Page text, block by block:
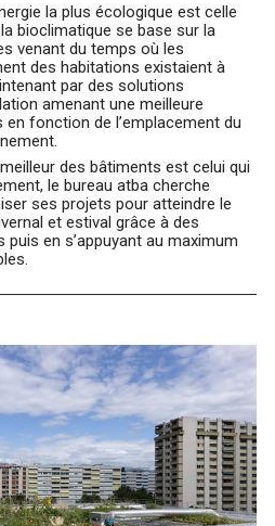
la plus écologique est celle
bioclimatique se base sur la
venant du temps où les
des habitations existaient à
par des solutions
amenant une meilleure
en fonction de l’emplacement du
des bâtiments est celui qui
le bureau atba cherche
ses projets pour atteindre le
et estival grâce à des
en s’appuyant au maximum